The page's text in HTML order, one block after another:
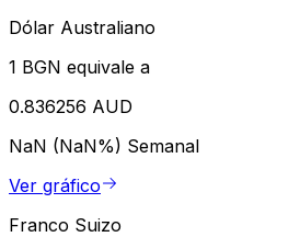
Dólar Australiano
1 BGN equivale a
0.836256 AUD
NaN (NaN%) Semanal
Ver gráfico
Franco Suizo